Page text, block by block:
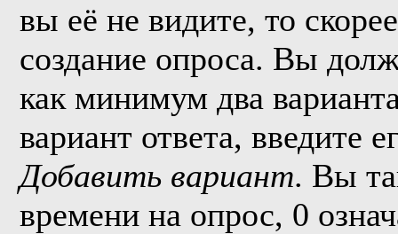
вы её не видите, то
создание опроса. Вы
как минимум два
вариант ответа, введите
Добавить вариант. Вы
времени на опрос, 0